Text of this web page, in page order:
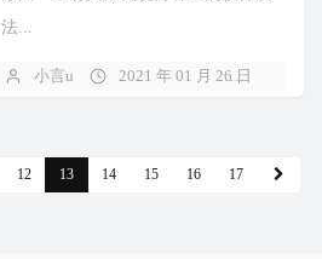
法...
小言u 2021 年 01 月 26 日
12 13 14 15 16 17